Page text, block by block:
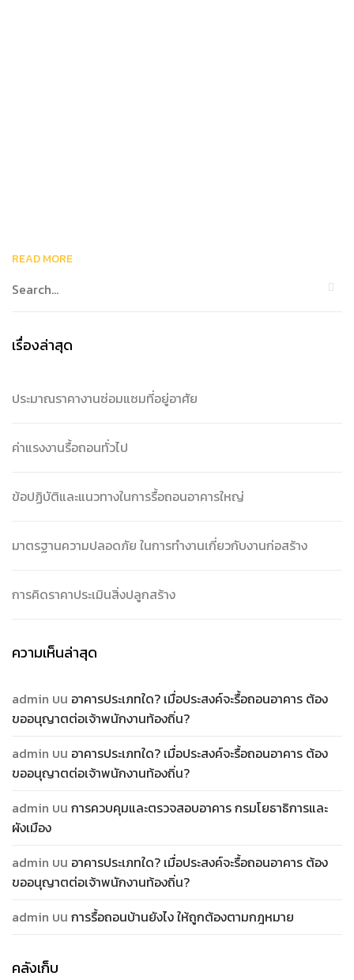
READ MORE
เรื่องล่าสุด
ประมาณราคางานซ่อมแซมที่อยู่อาศัย
ค่าแรงงานรื้อถอนทั่วไป
ข้อปฏิบัติและแนวทางในการรื้อถอนอาคารใหญ่
มาตรฐานความปลอดภัย ในการทำงานเกี่ยวกับงานก่อสร้าง
การคิดราคาประเมินสิ่งปลูกสร้าง
ความเห็นล่าสุด
admin บน อาคารประเภทใด? เมื่อประสงค์จะรื้อถอนอาคาร ต้อง
ขออนุญาตต่อเจ้าพนักงานท้องถิ่น?
admin บน อาคารประเภทใด? เมื่อประสงค์จะรื้อถอนอาคาร ต้อง
ขออนุญาตต่อเจ้าพนักงานท้องถิ่น?
admin บน การควบคุมและตรวจสอบอาคาร กรมโยธาธิการและ
ผังเมือง
admin บน อาคารประเภทใด? เมื่อประสงค์จะรื้อถอนอาคาร ต้อง
ขออนุญาตต่อเจ้าพนักงานท้องถิ่น?
admin บน การรื้อถอนบ้านยังไง ให้ถูกต้องตามกฎหมาย
คลังเก็บ